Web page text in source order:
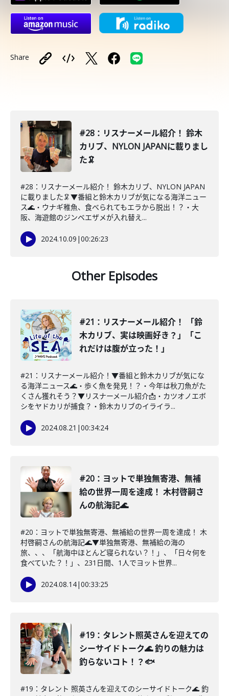
Share
#28：リスナーメール紹介！ 鈴木
カリブ、NYLON JAPANに載りまし
た🦑
#28：リスナーメール紹介！ 鈴木カリブ、NYLON JAPAN
に載りました🦑▼番組と鈴木カリブが気になる海洋ニュー
ス🌊・ウナギ稚魚、食べられてもエラから脱出！？・大
阪、海遊館のジンベエザメが入れ替え...
2024.10.09 |00:26:23
Other Episodes
#21：リスナーメール紹介！ 「鈴
木カリブ、実は映画好き？」「こ
れだけは腹が立った！」
#21：リスナーメール紹介！▼番組と鈴木カリブが気にな
る海洋ニュース🌊・歩く魚を発見！？・今年は秋刀魚がた
くさん獲れそう？▼リスナーメール紹介📩・カツオノエボ
シをヤドカリが捕食？・鈴木カリブのイライラ...
2024.08.21 |00:34:24
#20：ヨットで単独無寄港、無補
給の世界一周を達成！ 木村啓嗣さ
んの航海記🌊
#20：ヨットで単独無寄港、無補給の世界一周を達成！ 木
村啓嗣さんの航海記🌊▼単独無寄港、無補給の海の
旅、、、「航海中ほとんど寝られない？！」、「日々何を
食べていた？！」、231日間、1人でヨット世界...
2024.08.14|00:33:25
#19：タレント照英さんを迎えての
シーサイドトーク🌊 釣りの魅力は
釣らないコト！？🐟
#19：タレント 照英さんを迎えてのシーサイドトーク🌊 釣